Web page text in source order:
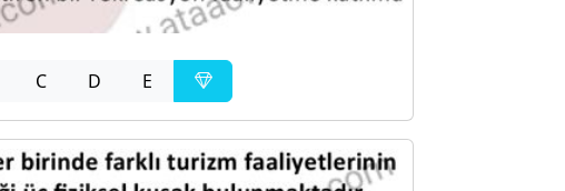
C D E